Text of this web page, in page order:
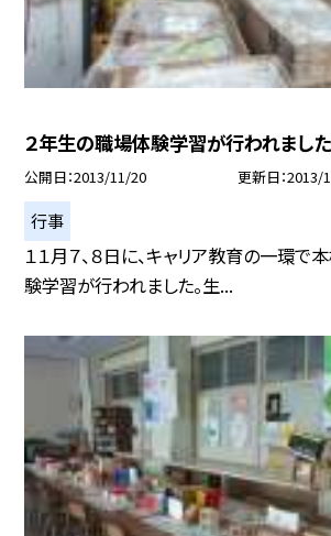
２年生の職場体験学習が行われました
公開日 2013/11/20 更新日 2013/
行事
１１月７、８日に、キャリア教育の一環
験学習が行われました。生...